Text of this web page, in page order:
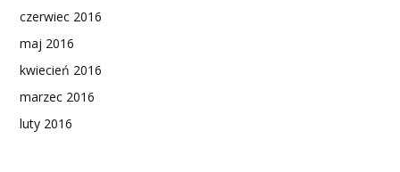
czerwiec 2016
maj 2016
kwiecień 2016
marzec 2016
luty 2016